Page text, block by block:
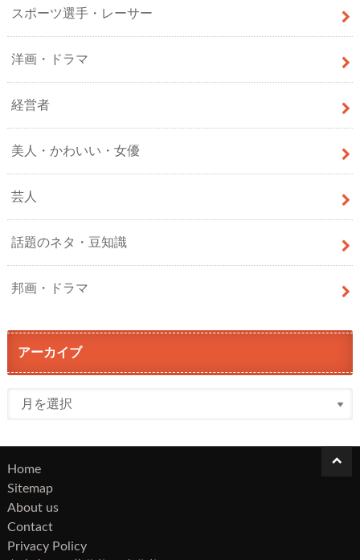
スポーツ選手・レーサー
洋画・ドラマ
経営者
美人・かわいい・女優
芸人
話題のネタ・豆知識
邦画・ドラマ
アーカイブ
Home
Sitemap
About us
Contact
Privacy Policy